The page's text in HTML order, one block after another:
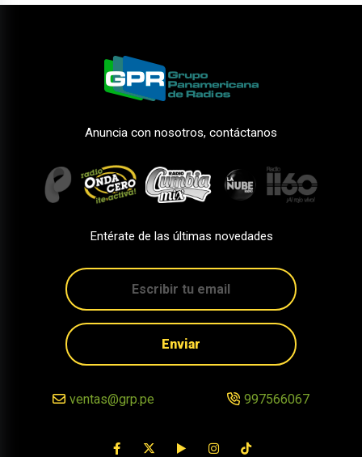
Anuncia con nosotros, contáctanos
Entérate de las últimas novedades
Enviar
ventas@grp.pe 997566067